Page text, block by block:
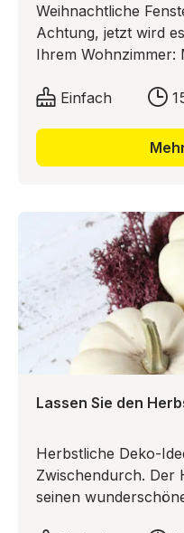
Weihnachtliche
Achtung, jetzt wird
Ihrem Wohnzimmer:
kleinen Tricks und
Zuhause im
von einer
Einfach
Lassen Sie den
Herbstliche Deko-
Zwischendurch. Der
seinen